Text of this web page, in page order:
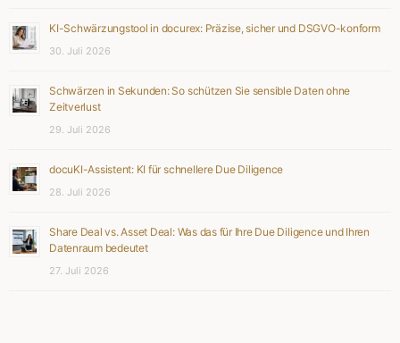
KI-Schwärzungstool in docurex: Präzise, sicher und DSGVO-konform
30. Juli 2026
Schwärzen in Sekunden: So schützen Sie sensible Daten ohne
Zeitverlust
29. Juli 2026
docuKI-Assistent: KI für schnellere Due Diligence
28. Juli 2026
Share Deal vs. Asset Deal: Was das für Ihre Due Diligence und Ihren
Datenraum bedeutet
27. Juli 2026